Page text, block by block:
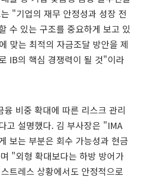
"기업의 재무 안정성과 성장 전
수 있는 구조를 중요하게 보고 있
맞는 최적의 자금조달 방안을 제
IB의 핵심 경쟁력이 될 것"이라
융 비중 확대에 따른 리스크 관리
고 설명했다. 김 부사장은 "IMA
보는 부분은 회수 가능성과 현금
"외형 확대보다는 하방 방어가
트레스 상황에서도 안정적으로